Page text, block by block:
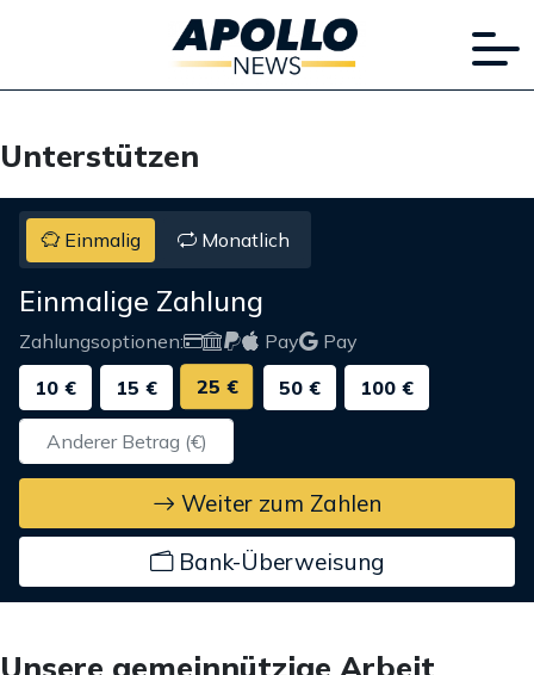
Unterstützen
Einmalig Monatlich
Einmalige Zahlung
Zahlungsoptionen: Pay
Pay
10 €
15 € 25 € 50 € 100 €
Weiter zum Zahlen
Bank-Überweisung
Unsere gemeinnützige Arbeit